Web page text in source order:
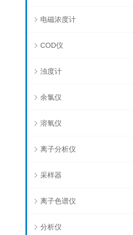
电磁浓度计
COD仪
浊度计
余氯仪
溶氧仪
离子分析仪
采样器
离子色谱仪
分析仪